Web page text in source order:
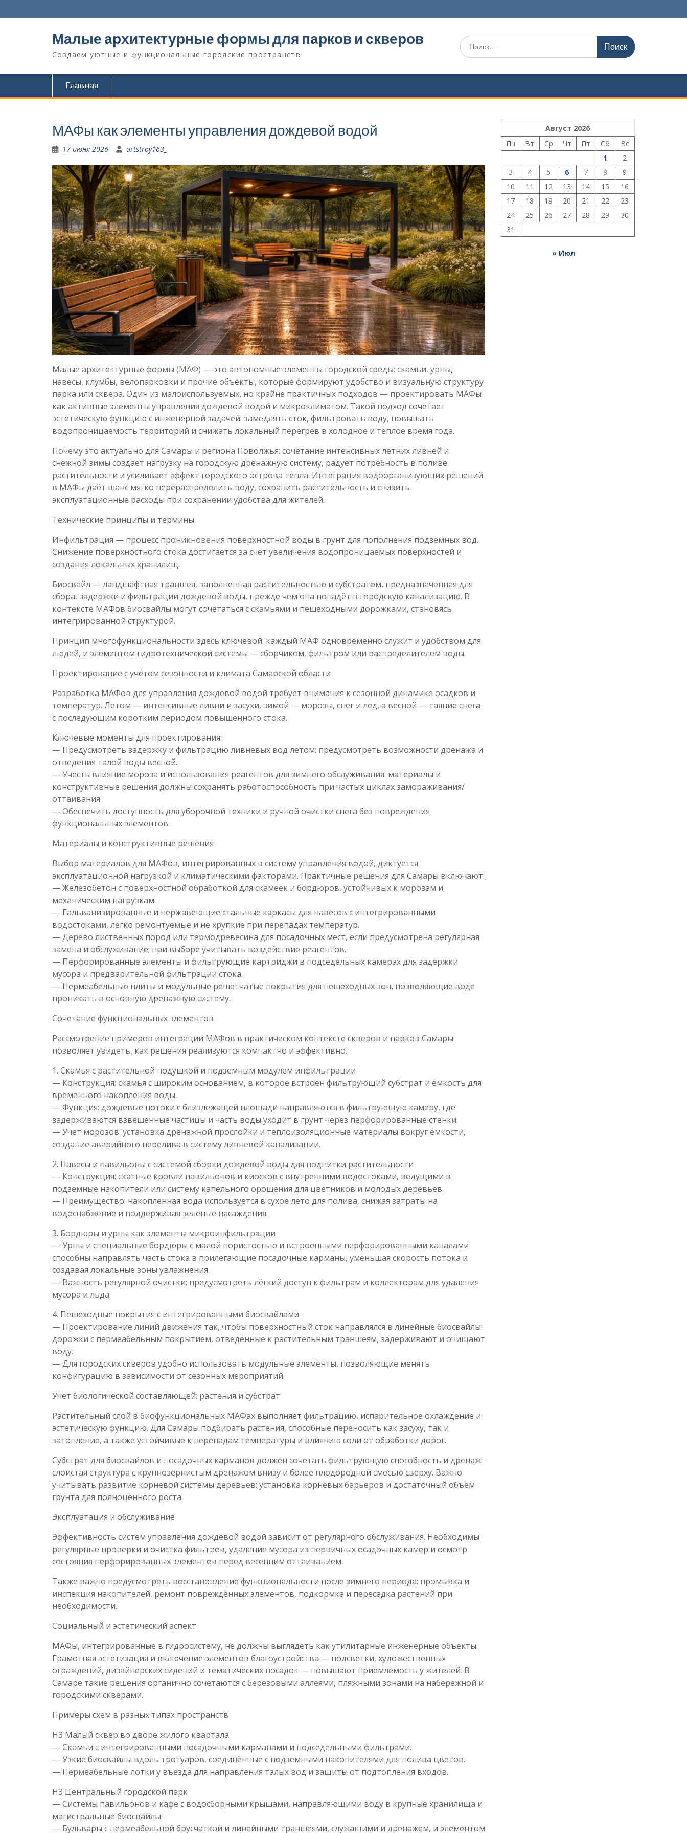
к
Малые архитектурные формы для парков и скверов
Создаем уютные и функциональные городские пространств
Поиск
по:
Главная
МАФы как элементы управления дождевой водой
17 июня 2026 artstroy163_
Малые архитектурные формы (МАФ) — это автономные элементы городской среды: скамьи, урны,
навесы, клумбы, велопарковки и прочие объекты, которые формируют удобство и визуальную структуру
парка или сквера. Один из малоиспользуемых, но крайне практичных подходов — проектировать МАФы
как активные элементы управления дождевой водой и микроклиматом. Такой подход сочетает
эстетическую функцию с инженерной задачей: замедлять сток, фильтровать воду, повышать
водопроницаемость территорий и снижать локальный перегрев в холодное и тёплое время года.
Почему это актуально для Самары и региона Поволжья: сочетание интенсивных летних ливней и
снежной зимы создаёт нагрузку на городскую дренажную систему, радует потребность в поливе
растительности и усиливает эффект городского острова тепла. Интеграция водоорганизующих решений
в МАФы даёт шанс мягко перераспределить воду, сохранить растительность и снизить
эксплуатационные расходы при сохранении удобства для жителей.
Технические принципы и термины
Инфильтрация — процесс проникновения поверхностной воды в грунт для пополнения подземных вод.
Снижение поверхностного стока достигается за счёт увеличения водопроницаемых поверхностей и
создания локальных хранилищ.
Биосвайл — ландшафтная траншея, заполненная растительностью и субстратом, предназначенная для
сбора, задержки и фильтрации дождевой воды, прежде чем она попадёт в городскую канализацию. В
контексте МАФов биосвайлы могут сочетаться с скамьями и пешеходными дорожками, становясь
интегрированной структурой.
Принцип многофункциональности здесь ключевой: каждый МАФ одновременно служит и удобством для
людей, и элементом гидротехнической системы — сборчиком, фильтром или распределителем воды.
Проектирование с учётом сезонности и климата Самарской области
Разработка МАФов для управления дождевой водой требует внимания к сезонной динамике осадков и
температур. Летом — интенсивные ливни и засухи, зимой — морозы, снег и лед, а весной — таяние снега
с последующим коротким периодом повышенного стока.
Ключевые моменты для проектирования:
— Предусмотреть задержку и фильтрацию ливневых вод летом; предусмотреть возможности дренажа и
отведения талой воды весной.
— Учесть влияние мороза и использования реагентов для зимнего обслуживания: материалы и
конструктивные решения должны сохранять работоспособность при частых циклах замораживания/
оттаивания.
— Обеспечить доступность для уборочной техники и ручной очистки снега без повреждения
функциональных элементов.
Материалы и конструктивные решения
Выбор материалов для МАФов, интегрированных в систему управления водой, диктуется
эксплуатационной нагрузкой и климатическими факторами. Практичные решения для Самары включают:
— Железобетон с поверхностной обработкой для скамеек и бордюров, устойчивых к морозам и
механическим нагрузкам.
— Гальванизированные и нержавеющие стальные каркасы для навесов с интегрированными
водостоками, легко ремонтуемые и не хрупкие при перепадах температур.
— Дерево лиственных пород или термодревесина для посадочных мест, если предусмотрена регулярная
замена и обслуживание; при выборе учитывать воздействие реагентов.
— Перфорированные элементы и фильтрующие картриджи в подседельных камерах для задержки
мусора и предварительной фильтрации стока.
— Пермеабельные плиты и модульные решётчатые покрытия для пешеходных зон, позволяющие воде
проникать в основную дренажную систему.
Сочетание функциональных элементов
Рассмотрение примеров интеграции МАФов в практическом контексте скверов и парков Самары
позволяет увидеть, как решения реализуются компактно и эффективно.
1. Скамья с растительной подушкой и подземным модулем инфильтрации
— Конструкция: скамья с широким основанием, в которое встроен фильтрующий субстрат и ёмкость для
временного накопления воды.
— Функция: дождевые потоки с близлежащей площади направляются в фильтрующую камеру, где
задерживаются взвешенные частицы и часть воды уходит в грунт через перфорированные стенки.
— Учет морозов: установка дренажной прослойки и теплоизоляционные материалы вокруг ёмкости,
создание аварийного перелива в систему ливневой канализации.
2. Навесы и павильоны с системой сборки дождевой воды для подпитки растительности
— Конструкция: скатные кровли павильонов и киосков с внутренними водостоками, ведущими в
подземные накопители или систему капельного орошения для цветников и молодых деревьев.
— Преимущество: накопленная вода используется в сухое лето для полива, снижая затраты на
водоснабжение и поддерживая зеленые насаждения.
3. Бордюры и урны как элементы микроинфильтрации
— Урны и специальные бордюры с малой пористостью и встроенными перфорированными каналами
способны направлять часть стока в прилегающие посадочные карманы, уменьшая скорость потока и
создавая локальные зоны увлажнения.
— Важность регулярной очистки: предусмотреть лёгкий доступ к фильтрам и коллекторам для удаления
мусора и льда.
4. Пешеходные покрытия с интегрированными биосвайлами
— Проектирование линий движения так, чтобы поверхностный сток направлялся в линейные биосвайлы:
дорожки с пермеабельным покрытием, отведённые к растительным траншеям, задерживают и очищают
воду.
— Для городских скверов удобно использовать модульные элементы, позволяющие менять
конфигурацию в зависимости от сезонных мероприятий.
Учет биологической составляющей: растения и субстрат
Растительный слой в биофункциональных МАФах выполняет фильтрацию, испарительное охлаждение и
эстетическую функцию. Для Самары подбирать растения, способные переносить как засуху, так и
затопление, а также устойчивые к перепадам температуры и влиянию соли от обработки дорог.
Субстрат для биосвайлов и посадочных карманов должен сочетать фильтрующую способность и дренаж:
слоистая структура с крупнозернистым дренажом внизу и более плодородной смесью сверху. Важно
учитывать развитие корневой системы деревьев: установка корневых барьеров и достаточный объём
грунта для полноценного роста.
Эксплуатация и обслуживание
Эффективность систем управления дождевой водой зависит от регулярного обслуживания. Необходимы
регулярные проверки и очистка фильтров, удаление мусора из первичных осадочных камер и осмотр
состояния перфорированных элементов перед весенним оттаиванием.
Также важно предусмотреть восстановление функциональности после зимнего периода: промывка и
инспекция накопителей, ремонт повреждённых элементов, подкормка и пересадка растений при
необходимости.
Социальный и эстетический аспект
МАФы, интегрированные в гидросистему, не должны выглядеть как утилитарные инженерные объекты.
Грамотная эстетизация и включение элементов благоустройства — подсветки, художественных
ограждений, дизайнерских сидений и тематических посадок — повышают приемлемость у жителей. В
Самаре такие решения органично сочетаются с березовыми аллеями, пляжными зонами на набережной и
городскими скверами.
Примеры схем в разных типах пространств
H3 Малый сквер во дворе жилого квартала
— Скамьи с интегрированными посадочными карманами и подседельными фильтрами.
— Узкие биосвайлы вдоль тротуаров, соединённые с подземными накопителями для полива цветов.
— Пермеабельные лотки у въезда для направления талых вод и защиты от подтопления входов.
H3 Центральный городской парк
— Системы павильонов и кафе с водосборными крышами, направляющими воду в крупные хранилища и
магистральные биосвайлы.
— Бульвары с пермеабельной брусчаткой и линейными траншеями, служащими и дренажем, и элементом
Август 2026
Пн
Вт Ср Чт Пт Сб
Вс
1
2
3
4 5 6 7 8
9
10
11 12 13 14 15
16
17
18 19 20 21 22
23
24
25 26 27 28 29
30
31
« Июл